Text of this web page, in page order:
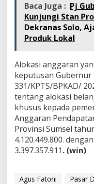
Baca Juga : Pj
Kunjungi Stan
Dekranas Solo,
Produk Lokal
Alokasi anggaran
keputusan Gubernur
331/KPTS/BPKAD/
tentang alokasi
khusus kepada
Anggaran
Provinsi Sumsel
4.120.449.800.
3.397.357.911. (win)
Agus Fatoni
Pasar